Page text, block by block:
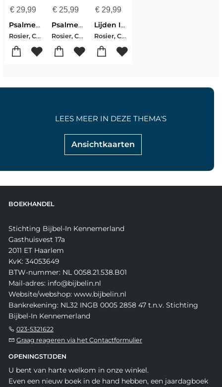
€29,99
Psalmenpalet
Rosier, Christa
€25,99
Psalmenpalet
Rosier, Christa
€ 29,99
Lijden In Gods Hand
Rosier, Christa
Ansichtkaarten
LEES MEER IN DEZE THEMA'S
BOEKHANDEL
Stichting Bijbel-In Kennemerland
Gasthuisvest 17a
2011 ET Haarlem
KvK: 34053649
BTW-nummer: NL 0058.21.538.B01
Mail-adres: info@bijbelin.nl
Website/webshop: www.bijbelin.nl
Bankrekening: NL32 INGB 0005 2858 47 t.n.v. Stichting
Bijbel-In Kennemerland
023-5321622
Graag reageren via het Contactformulier
OPENINGSTIJDEN
U bent van harte welkom in onze winkel.
Even een nieuw boek in de hand hebben, een jaardagboek